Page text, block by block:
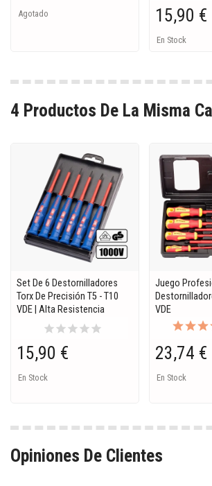
Agotado 15,90 €
En Stock
4 Productos De La Misma
Set De 6 Destornilladores
Torx De Precisión T5 - T10
VDE | Alta Resistencia
starstarstarstarstar
15,90 €
En Stock
Juego
VDE
23,74 €
En Stock
Opiniones De Clientes